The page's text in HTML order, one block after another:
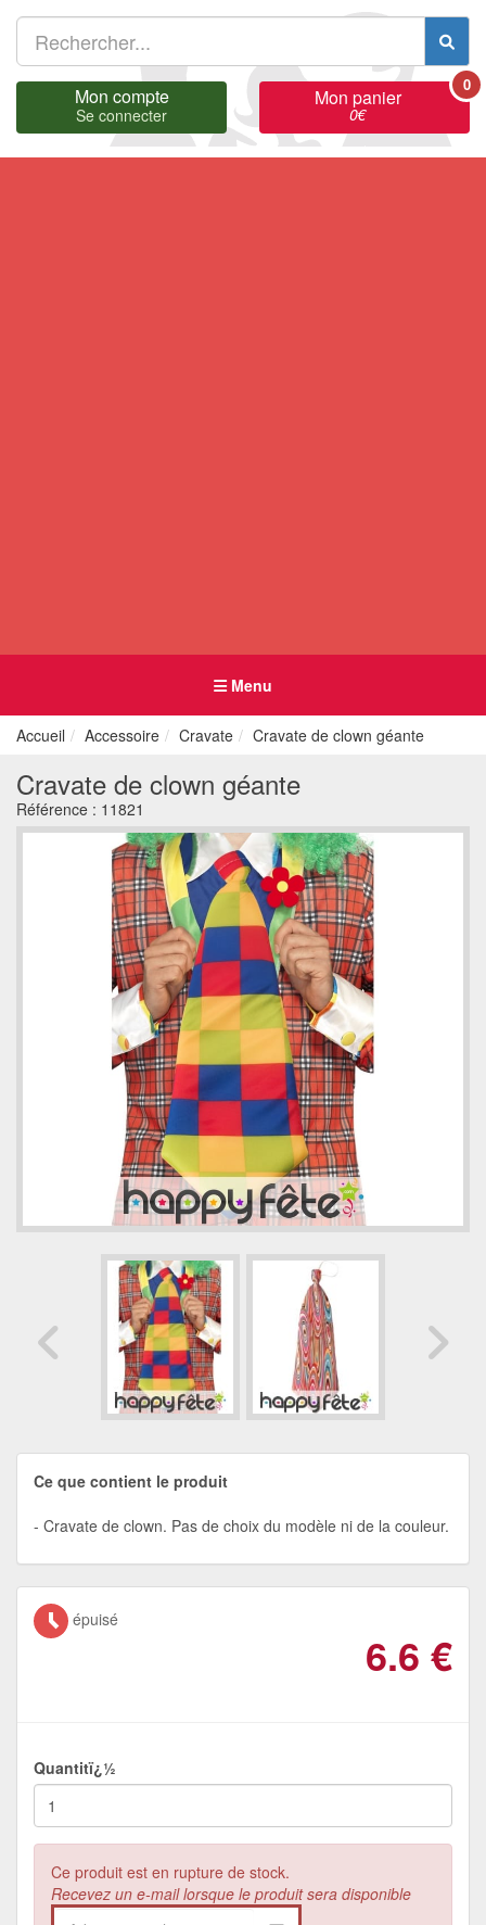
Mon compte
Se connecter
Mon panier
0€
0
Menu
Accueil Accessoire Cravate Cravate de clown géante
Cravate de clown géante
Référence : 11821
Ce que contient le produit
Cravate de clown. Pas de choix du modèle ni de la couleur.
épuisé
6.6 €
Quantitï¿½
Ce produit est en rupture de stock.
Recevez un e-mail lorsque le produit sera disponible